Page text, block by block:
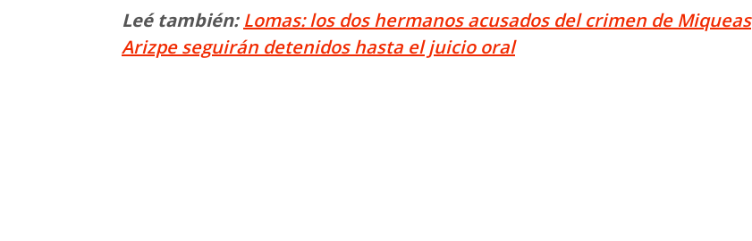
Leé también: Lomas: los dos hermanos acusados del crimen de Miqueas
Arizpe seguirán detenidos hasta el juicio oral